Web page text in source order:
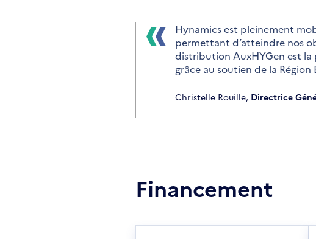
Hynamics est pleinement
permettant d’atteindre nos
distribution AuxHYGen est la
grâce au soutien de la
Christelle Rouille, Directrice
Financement